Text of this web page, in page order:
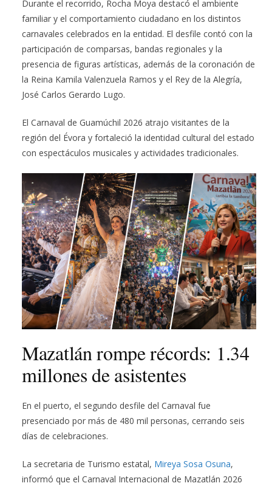
Durante el recorrido, Rocha Moya destacó el ambiente
familiar y el comportamiento ciudadano en los distintos
carnavales celebrados en la entidad. El desfile contó con la
participación de comparsas, bandas regionales y la
presencia de figuras artísticas, además de la coronación de
la Reina Kamila Valenzuela Ramos y el Rey de la Alegría,
José Carlos Gerardo Lugo.
El Carnaval de Guamúchil 2026 atrajo visitantes de la
región del Évora y fortaleció la identidad cultural del estado
con espectáculos musicales y actividades tradicionales.
Mazatlán rompe récords: 1.34
millones de asistentes
En el puerto, el segundo desfile del Carnaval fue
presenciado por más de 480 mil personas, cerrando seis
días de celebraciones.
La secretaria de Turismo estatal, Mireya Sosa Osuna,
informó que el Carnaval Internacional de Mazatlán 2026